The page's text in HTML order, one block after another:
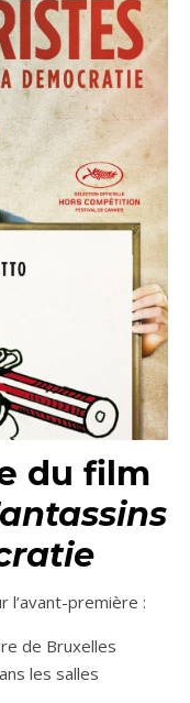
du film
l’avant-première :
de Bruxelles
les salles